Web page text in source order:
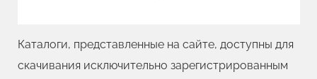
Каталоги, представленные на сайте, доступны для
скачивания исключительно зарегистрированным